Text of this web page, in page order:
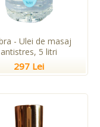
- Ulei de masaj
antistres, 5 litri
297 Lei